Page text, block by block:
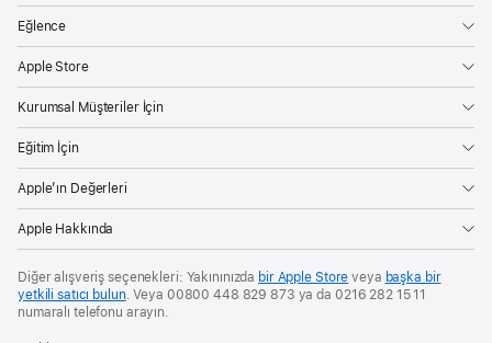
Eğlence
Apple Store
Kurumsal Müşteriler İçin
Eğitim İçin
Apple’ın Değerleri
Apple Hakkında
Diğer alışveriş seçenekleri: Yakınınızda bir Apple Store veya başka bir
yetkili satıcı bulun. Veya 00800 448 829 873 ya da 0216 282 15 11
numaralı telefonu arayın.